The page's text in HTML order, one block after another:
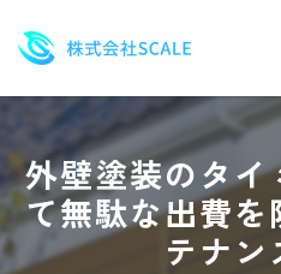
外壁塗装のタイ
て無駄な出費を
テナン